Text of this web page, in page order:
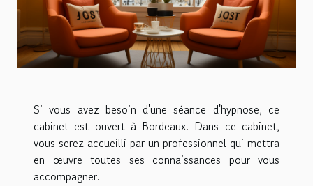
Si vous avez besoin d'une séance d'hypnose, ce
cabinet est ouvert à Bordeaux. Dans ce cabinet,
vous serez accueilli par un professionnel qui mettra
en œuvre toutes ses connaissances pour vous
accompagner.